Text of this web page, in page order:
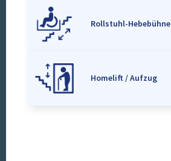
Rollstuhl-Hebebühne
Homelift / Aufzug